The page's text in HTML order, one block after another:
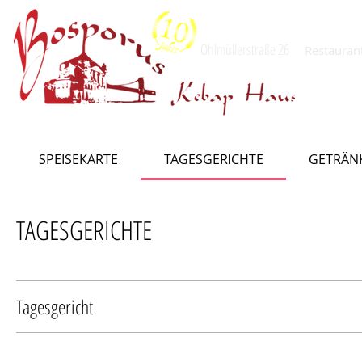
SPEISEKARTE TAGESGERICHTE
TAGESGERICHTE
Tagesgericht